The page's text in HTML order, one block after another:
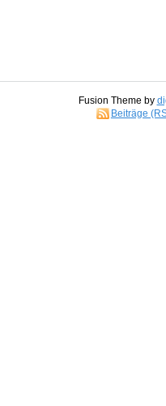
Fusion Theme by
Beiträge